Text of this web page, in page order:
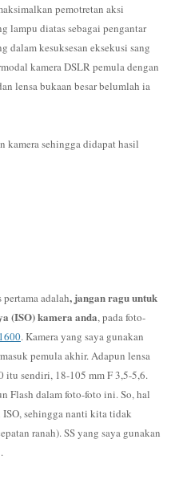
pemotretan aksi
lampu diatas sebagai pengantar
dalam kesuksesan eksekusi sang
kamera DSLR pemula dengan
lensa bukaan besar belumlah ia
kamera sehingga didapat hasil
adalah, jangan ragu untuk
(ISO) kamera anda, pada foto-
. Kamera yang saya gunakan
pemula akhir. Adapun lensa
itu sendiri, 18-105 mm F 3,5-5,6.
Flash dalam foto-foto ini. So, hal
sehingga nanti kita tidak
ranah). SS yang saya gunakan